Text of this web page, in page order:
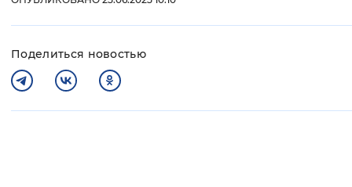
Поделиться новостью